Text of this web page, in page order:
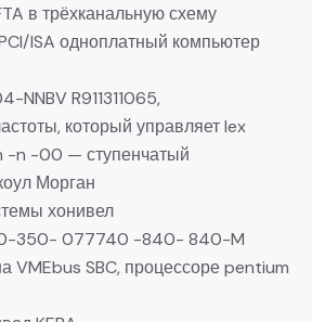
в трёхканальную схему
ISA одноплатный компьютер
NNBV R911311065,
который управляет lex
-n -00 — ступенчатый
Морган
хонивел
350- 077740 -840- 840-M
VMEbus SBC, процессоре pentium